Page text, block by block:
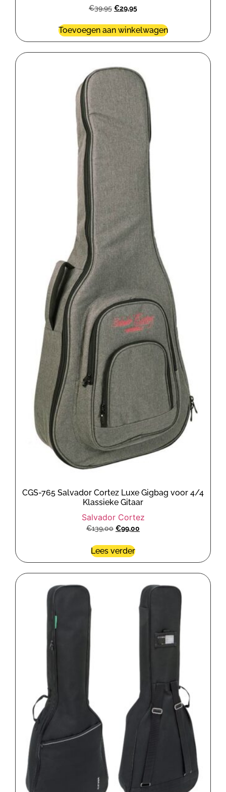
€39,95 €29,95
Toevoegen aan winkelwagen
CGS-765 Salvador Cortez Luxe Gigbag voor 4/4
Klassieke Gitaar
Salvador Cortez
€139,00 €99,00
Lees verder